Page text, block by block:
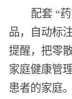
配套 “
品，自动标
提醒，把零
家庭健康管
患者的家庭。